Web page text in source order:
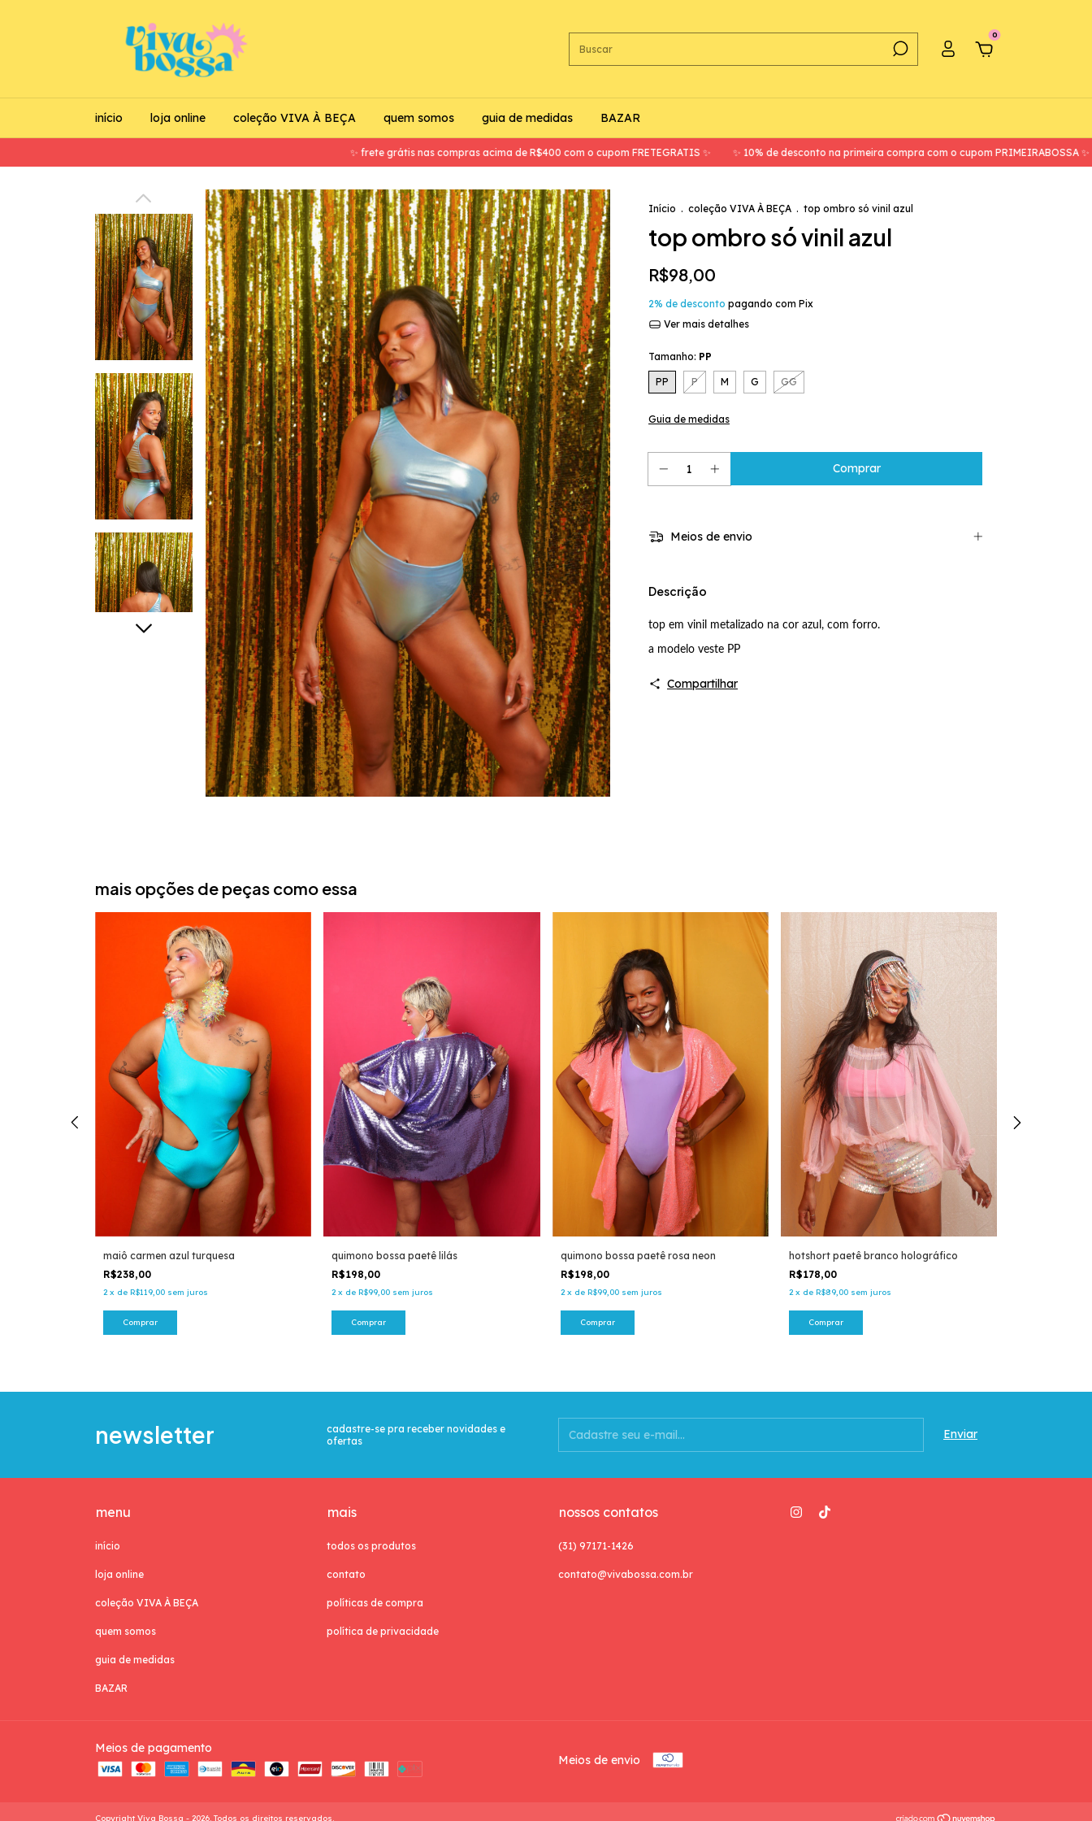
0
início loja online coleção VIVA À BEÇA quem somos guia de medidas BAZAR
✨ frete grátis nas compras acima de R$400 com o cupom FRETEGRATIS ✨ ✨ 10% de desconto na primeira compra com o cupom PRIMEIRABOSSA ✨ ✨
Início . coleção VIVA À BEÇA . top ombro só vinil azul
top ombro só vinil azul
R$98,00
2% de desconto pagando com Pix
Ver mais detalhes
Tamanho: PP
PP P M G GG
Guia de medidas
Meios de envio
Descrição
top em vinil metalizado na cor azul, com forro.
a modelo veste PP
Compartilhar
mais opções de peças como essa
maiô carmen azul turquesa
R$238,00
2 x de R$119,00 sem juros
Comprar
quimono bossa paetê lilás
R$198,00
2 x deR$99,00 sem juros
Comprar
quimono bossa paetê rosa neon
R$198,00
2 x de R$99,00 sem juros
Comprar
hotshort paetê branco holográfico
R$178,00
2 x de R$89,00 sem juros
Comprar
newsletter
cadastre-se pra receber novidades e
ofertas
menu
início
loja online
coleção VIVA À BEÇA
quem somos
guia de medidas
BAZAR
mais
todos os produtos
contato
políticas de compra
política de privacidade
nossos contatos
(31) 97171-1426
contato@vivabossa.com.br
Meios de pagamento
Meios de envio
Copyright Viva Bossa - 2026. Todos os direitos reservados.